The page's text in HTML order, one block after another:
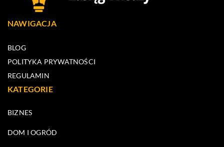
NAWIGACJA
BLOG
POLITYKA PRYWATNOŚCI
REGULAMIN
KATEGORIE
BIZNES
DOM I OGRÓD